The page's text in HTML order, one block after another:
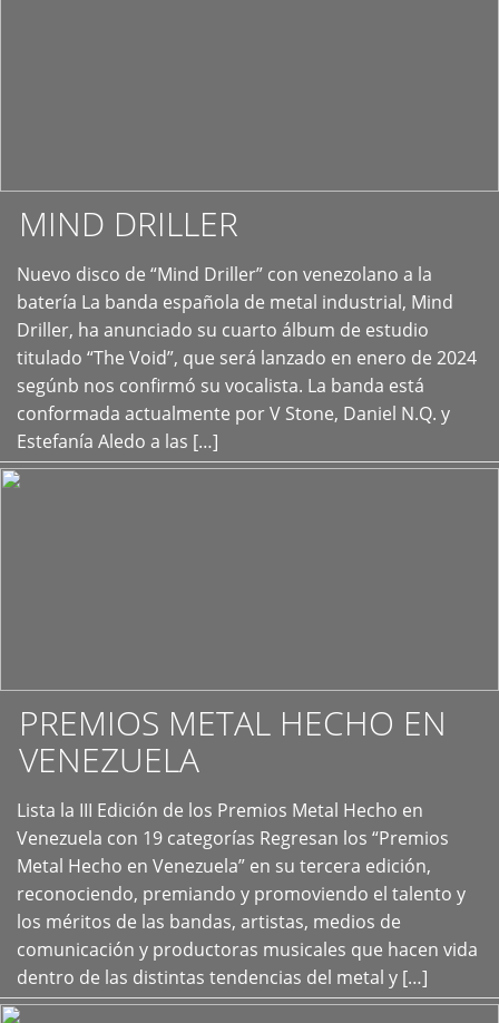
MIND DRILLER
Nuevo disco de “Mind Driller” con venezolano a la
batería La banda española de metal industrial, Mind
Driller, ha anunciado su cuarto álbum de estudio
titulado “The Void”, que será lanzado en enero de 2024
segúnb nos confirmó su vocalista. La banda está
conformada actualmente por V Stone, Daniel N.Q. y
Estefanía Aledo a las […]
+
PREMIOS METAL HECHO EN
VENEZUELA
Lista la III Edición de los Premios Metal Hecho en
Venezuela con 19 categorías Regresan los “Premios
Metal Hecho en Venezuela” en su tercera edición,
reconociendo, premiando y promoviendo el talento y
los méritos de las bandas, artistas, medios de
comunicación y productoras musicales que hacen vida
dentro de las distintas tendencias del metal y […]
+